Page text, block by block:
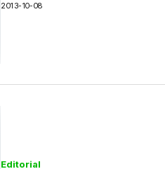
2013-10-08
Editorial